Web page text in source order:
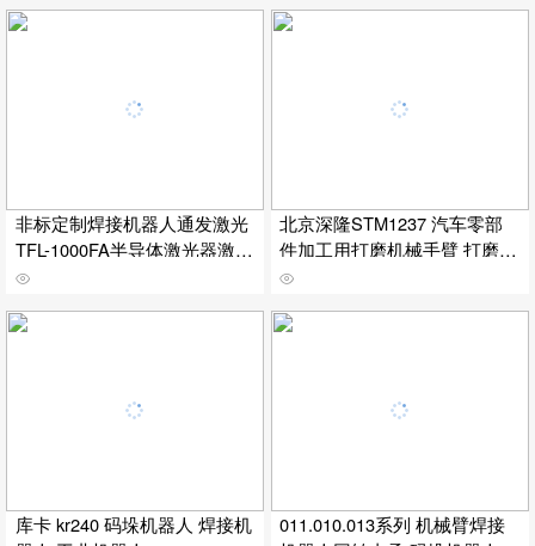
非标定制焊接机器人通发激光
TFL-1000FA半导体激光器激光
焊接机厂家适合手机平板汽车
密封焊
北京深隆STM1237 汽车零部
件加工用打磨机械手臂 打磨机
械臂 高难度打磨机器人 打磨
库卡 kr240 码垛机器人 焊接机
011.010.013系列 机械臂焊接